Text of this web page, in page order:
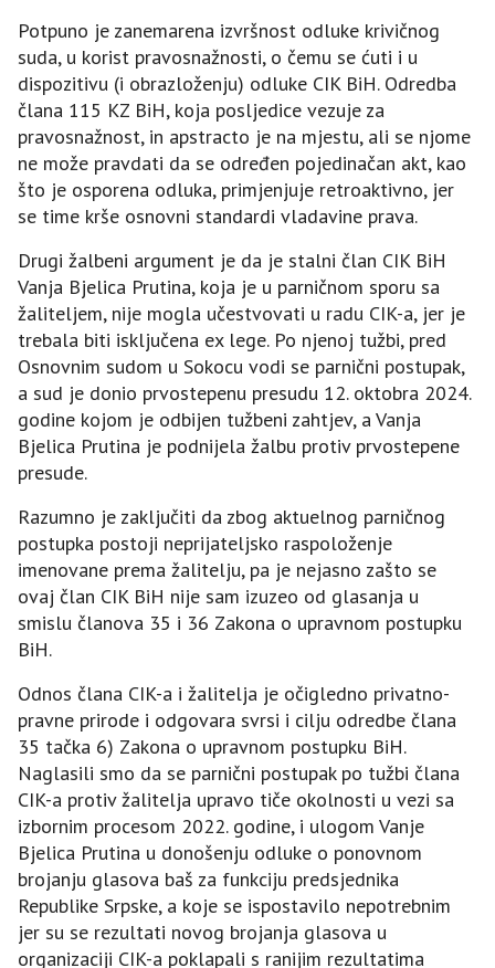
Potpuno je zanemarena izvršnost odluke krivičnog
suda, u korist pravosnažnosti, o čemu se ćuti i u
dispozitivu (i obrazloženju) odluke CIK BiH. Odredba
člana 115 KZ BiH, koja posljedice vezuje za
pravosnažnost, in apstracto je na mjestu, ali se njome
ne može pravdati da se određen pojedinačan akt, kao
što je osporena odluka, primjenjuje retroaktivno, jer
se time krše osnovni standardi vladavine prava.
Drugi žalbeni argument je da je stalni član CIK BiH
Vanja Bjelica Prutina, koja je u parničnom sporu sa
žaliteljem, nije mogla učestvovati u radu CIK-a, jer je
trebala biti isključena ex lege. Po njenoj tužbi, pred
Osnovnim sudom u Sokocu vodi se parnični postupak,
a sud je donio prvostepenu presudu 12. oktobra 2024.
godine kojom je odbijen tužbeni zahtjev, a Vanja
Bjelica Prutina je podnijela žalbu protiv prvostepene
presude.
Razumno je zaključiti da zbog aktuelnog parničnog
postupka postoji neprijateljsko raspoloženje
imenovane prema žalitelju, pa je nejasno zašto se
ovaj član CIK BiH nije sam izuzeo od glasanja u
smislu članova 35 i 36 Zakona o upravnom postupku
BiH.
Odnos člana CIK-a i žalitelja je očigledno privatno-
pravne prirode i odgovara svrsi i cilju odredbe člana
35 tačka 6) Zakona o upravnom postupku BiH.
Naglasili smo da se parnični postupak po tužbi člana
CIK-a protiv žalitelja upravo tiče okolnosti u vezi sa
izbornim procesom 2022. godine, i ulogom Vanje
Bjelica Prutina u donošenju odluke o ponovnom
brojanju glasova baš za funkciju predsjednika
Republike Srpske, a koje se ispostavilo nepotrebnim
jer su se rezultati novog brojanja glasova u
organizaciji CIK-a poklapali s ranijim rezultatima